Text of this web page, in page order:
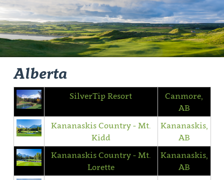
Alberta
SilverTip Resort
Canmore,
AB
Kananaskis Country - Mt.
Kidd
Kananaskis,
AB
Kananaskis Country - Mt.
Lorette
Kananaskis,
AB